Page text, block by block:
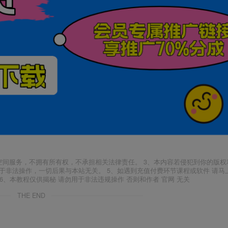
服务，不拥有所有权，不承担相关法律责任。 3、本内容若侵犯到你的版
法操作，一切后果与本站无关。 5、如遇到充值付费环节课程或软件 请马
本教程仅供揭秘 请勿用于非法违规操作 否则和作者 官网 无关
THE END